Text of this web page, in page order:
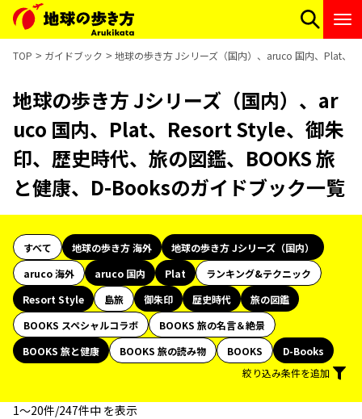
TOP ガイドブック 地球の歩き方 Jシリーズ（国内）、aruco 国内、Plat、
地球の歩き方 Jシリーズ（国内）、ar
uco 国内、Plat、Resort Style、御朱
印、歴史時代、旅の図鑑、BOOKS 旅
と健康、D-Booksのガイドブック一覧
すべて 地球の歩き方 海外
地球の歩き方 Jシリーズ（国内）
aruco 海外
aruco 国内 Plat
ランキング&テクニック
Resort Style
島旅 御朱印 歴史時代
旅の図鑑
BOOKS スペシャルコラボ
BOOKS 旅の名言＆絶景
BOOKS 旅と健康
BOOKS 旅の読み物 BOOKS
D-Books
絞り込み条件を追加
1〜20件/247件中 を表示